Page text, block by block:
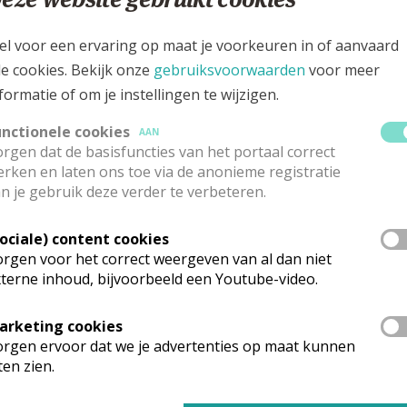
Bijbelstichting - KBS(online Bijbel)
Bijbel ontdekken, lezen en delen
- BMU (Bijbel in de Statenvertaling + King James
(Bijbels interactief belevingscentrum te Brugge)
in 1000 seconden
Bijbelcitaat
Liturgie
Kalender
Vader
Commissie voor Liturgie
voor een ervaring op maat je voorkeuren in of aanvaard
cookies. Bekijk onze gebruiksvoorwaarden voor meer
of om je instellingen te wijzigen.
cookies
AAN
dat de basisfuncties van het portaal correct
en laten ons toe via de anonieme registratie
je gebruik deze verder te verbeteren.
content cookies
voor het correct weergeven van al dan niet
inhoud, bijvoorbeeld een Youtube-video.
cookies
ervoor dat we je advertenties op maat kunnen
zien.